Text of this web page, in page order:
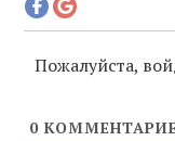
Пожалуйста,
0